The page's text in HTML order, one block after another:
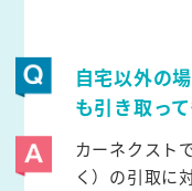
自宅以外の
も引き取っ
カーネクスト
く）の引取に